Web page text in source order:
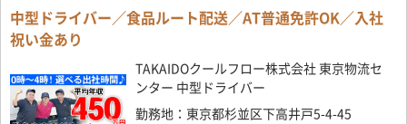
中型ドライバー／食品ルート配送／AT普通免許OK／入社
祝い金あり
TAKAIDOクールフロー株式会社 東京物流セ
ンター 中型ドライバー
勤務地：東京都杉並区下高井戸5-4-45